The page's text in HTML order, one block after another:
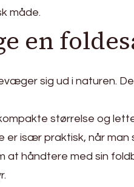
måde.
en
sig ud i naturen.
størrelse og
især praktisk, når
håndtere med sin